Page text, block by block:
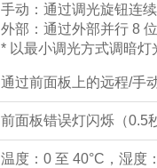
手动：通过调光旋钮连
外部：通过外部并行 8
* 以最小调光方式调暗灯
通过前面板上的远程/手
前面板错误灯闪烁（0.5
温度：0 至 40°C，湿度